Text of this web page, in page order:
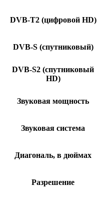
DVB-T2 (цифровой HD)
DVB-S (спутниковый)
DVB-S2 (спутниковый
HD)
Звуковая мощность
Звуковая система
Диагональ, в дюймах
Разрешение